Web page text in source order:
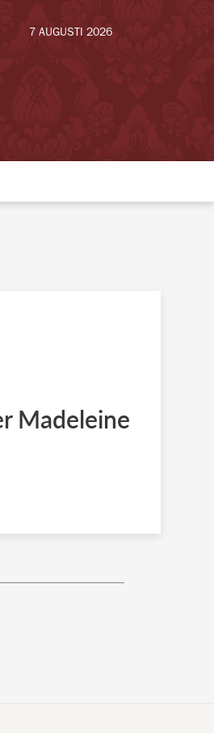
7 AUGUSTI 2026
Madeleine